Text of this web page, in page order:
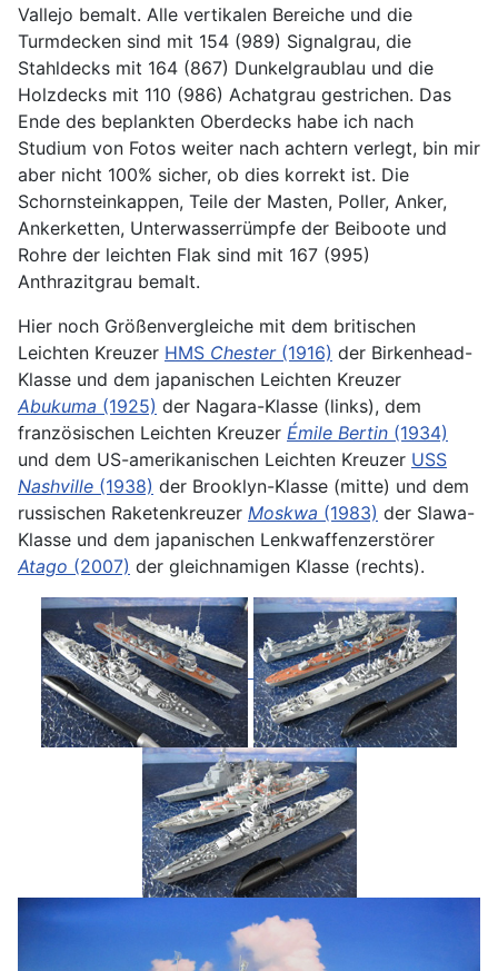
Vallejo bemalt. Alle vertikalen Bereiche und die
Turmdecken sind mit 154 (989) Signalgrau, die
Stahldecks mit 164 (867) Dunkelgraublau und die
Holzdecks mit 110 (986) Achatgrau gestrichen. Das
Ende des beplankten Oberdecks habe ich nach
Studium von Fotos weiter nach achtern verlegt, bin mir
aber nicht 100% sicher, ob dies korrekt ist. Die
Schornsteinkappen, Teile der Masten, Poller, Anker,
Ankerketten, Unterwasserrümpfe der Beiboote und
Rohre der leichten Flak sind mit 167 (995)
Anthrazitgrau bemalt.
Hier noch Größenvergleiche mit dem britischen
Leichten Kreuzer HMS Chester(1916) der Birkenhead-
Klasse und dem japanischen Leichten Kreuzer
Abukuma (1925) der Nagara-Klasse (links), dem
französischen Leichten Kreuzer Émile Bertin (1934)
und dem US-amerikanischen Leichten Kreuzer USS
Nashville (1938) der Brooklyn-Klasse (mitte) und dem
russischen Raketenkreuzer Moskwa (1983) der Slawa-
Klasse und dem japanischen Lenkwaffenzerstörer
Atago (2007) der gleichnamigen Klasse (rechts).